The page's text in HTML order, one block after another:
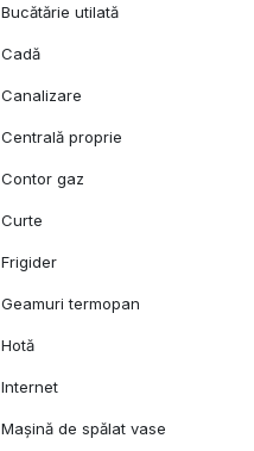
Bucătărie utilată
Cadă
Canalizare
Centrală proprie
Contor gaz
Curte
Frigider
Geamuri termopan
Hotă
Internet
Mașină de spălat vase